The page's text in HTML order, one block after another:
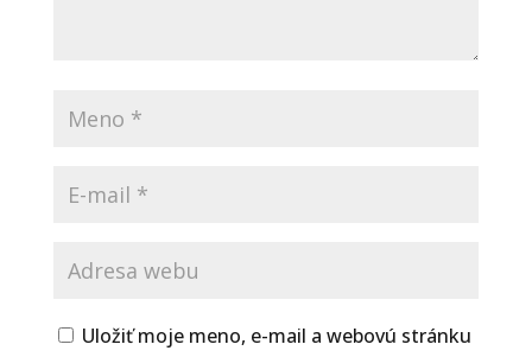
Uložiť moje meno, e-mail a webovú stránku